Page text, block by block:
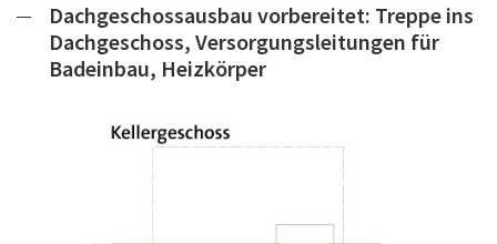
Dachgeschossausbau vorbereitet: Treppe ins
Dachgeschoss, Versorgungsleitungen für
Badeinbau, Heizkörper